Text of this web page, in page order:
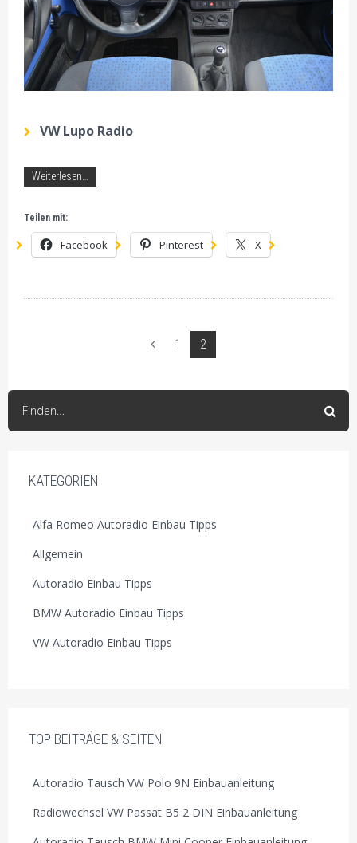
VW Lupo Radio
Weiterlesen…
Teilen mit:
Facebook Pinterest X
Vorherige
1 2
Finden…
KATEGORIEN
Alfa Romeo Autoradio Einbau Tipps
Allgemein
Autoradio Einbau Tipps
BMW Autoradio Einbau Tipps
VW Autoradio Einbau Tipps
TOP BEITRÄGE & SEITEN
Autoradio Tausch VW Polo 9N Einbauanleitung
Radiowechsel VW Passat B5 2 DIN Einbauanleitung